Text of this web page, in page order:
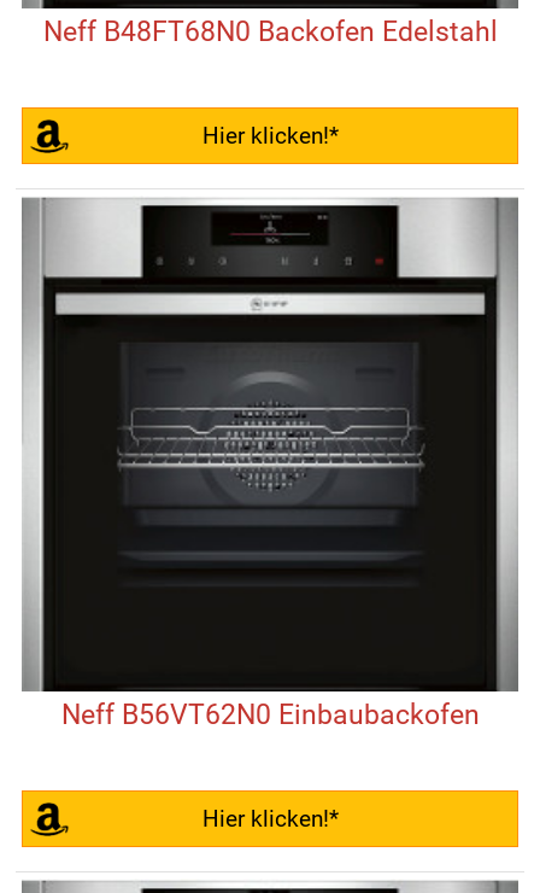
Neff B48FT68N0 Backofen Edelstahl
Hier klicken!*
Neff B56VT62N0 Einbaubackofen
Hier klicken!*